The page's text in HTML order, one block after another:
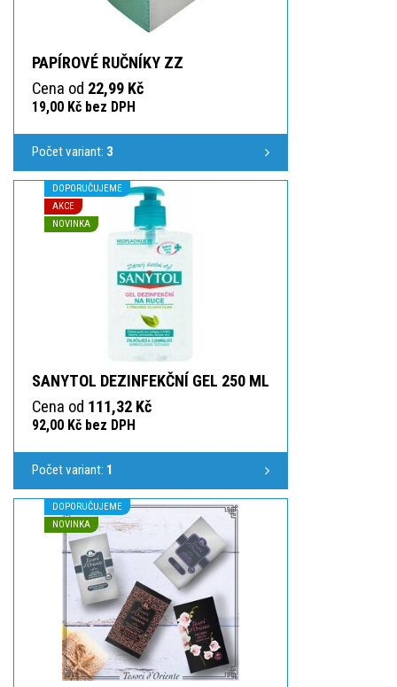
PAPÍROVÉ RUČNÍKY ZZ
Cena od 22,99 Kč
19,00 Kč bez DPH
Počet variant: 3
DOPORUČUJEME
AKCE
NOVINKA
SANYTOL DEZINFEKČNÍ GEL 250 ML
Cena od 111,32 Kč
92,00 Kč bez DPH
Počet variant: 1
DOPORUČUJEME
NOVINKA